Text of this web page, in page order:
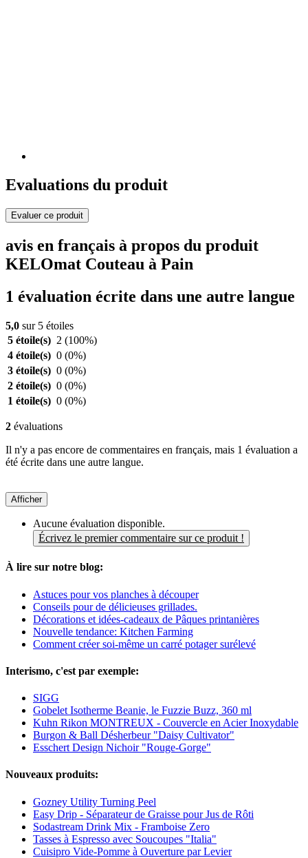
Evaluations du produit
Evaluer ce produit
avis en français à propos du produit
KELOmat Couteau à Pain
1 évaluation écrite dans une autre langue
5,0 sur 5 étoiles
5 étoile(s) 2 (100%)
4 étoile(s) 0 (0%)
3 étoile(s) 0 (0%)
2 étoile(s) 0 (0%)
1 étoile(s) 0 (0%)
2 évaluations
Il n'y a pas encore de commentaires en français, mais 1 évaluation a
été écrite dans une autre langue.
Afficher
Aucune évaluation disponible.
Écrivez le premier commentaire sur ce produit !
À lire sur notre blog:
Astuces pour vos planches à découper
Conseils pour de délicieuses grillades.
Décorations et idées-cadeaux de Pâques printanières
Nouvelle tendance: Kitchen Farming
Comment créer soi-même un carré potager surélevé
Interismo, c'est par exemple:
SIGG
Gobelet Isotherme Beanie, le Fuzzie Buzz, 360 ml
Kuhn Rikon MONTREUX - Couvercle en Acier Inoxydable
Burgon & Ball Désherbeur "Daisy Cultivator"
Esschert Design Nichoir "Rouge-Gorge"
Nouveaux produits:
Gozney Utility Turning Peel
Easy Drip - Séparateur de Graisse pour Jus de Rôti
Sodastream Drink Mix - Framboise Zero
Tasses à Espresso avec Soucoupes "Italia"
Cuisipro Vide-Pomme à Ouverture par Levier